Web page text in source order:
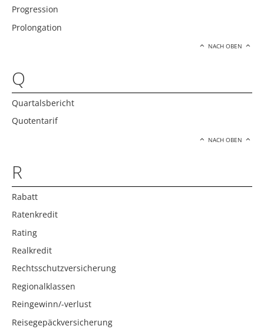
Progression
Prolongation
NACH OBEN
Q
Quartalsbericht
Quotentarif
NACH OBEN
R
Rabatt
Ratenkredit
Rating
Realkredit
Rechtsschutzversicherung
Regionalklassen
Reingewinn/-verlust
Reisegepäckversicherung